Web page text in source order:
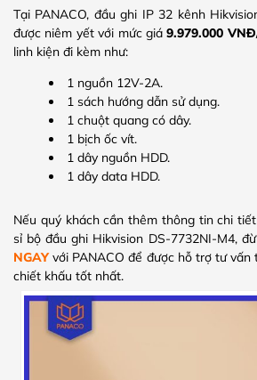
Tại PANACO, đầu ghi IP 32 kênh
được niêm yết với mức giá9.979.000
linh kiện đi kèm như:
1 nguồn 12V-2A.
1 sách hướng dẫn sử dụng.
1 chuột quang có dây.
1 bịch ốc vít.
1 dây nguồn HDD.
1 dây data HDD.
Nếu quý khách cần thêm thông tin chi
sỉ bộ đầu ghi Hikvision DS-7732NI-M4,
NGAYvới PANACO để được hỗ trợ tư vấn
chiết khấu tốt nhất.